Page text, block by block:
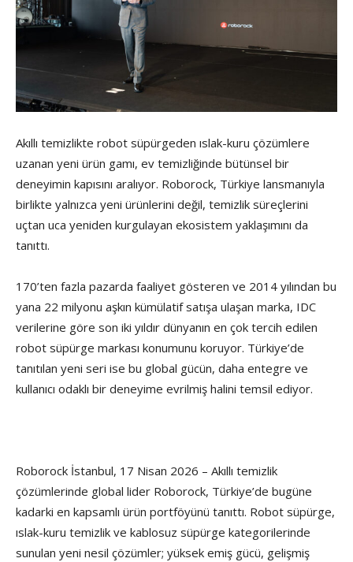
Akıllı temizlikte robot süpürgeden ıslak-kuru çözümlere
uzanan yeni ürün gamı, ev temizliğinde bütünsel bir
deneyimin kapısını aralıyor. Roborock, Türkiye lansmanıyla
birlikte yalnızca yeni ürünlerini değil, temizlik süreçlerini
uçtan uca yeniden kurgulayan ekosistem yaklaşımını da
tanıttı.
170’ten fazla pazarda faaliyet gösteren ve 2014 yılından bu
yana 22 milyonu aşkın kümülatif satışa ulaşan marka, IDC
verilerine göre son iki yıldır dünyanın en çok tercih edilen
robot süpürge markası konumunu koruyor. Türkiye’de
tanıtılan yeni seri ise bu global gücün, daha entegre ve
kullanıcı odaklı bir deneyime evrilmiş halini temsil ediyor.
Roborock İstanbul, 17 Nisan 2026 – Akıllı temizlik
çözümlerinde global lider Roborock, Türkiye’de bugüne
kadarki en kapsamlı ürün portföyünü tanıttı. Robot süpürge,
ıslak-kuru temizlik ve kablosuz süpürge kategorilerinde
sunulan yeni nesil çözümler; yüksek emiş gücü, gelişmiş